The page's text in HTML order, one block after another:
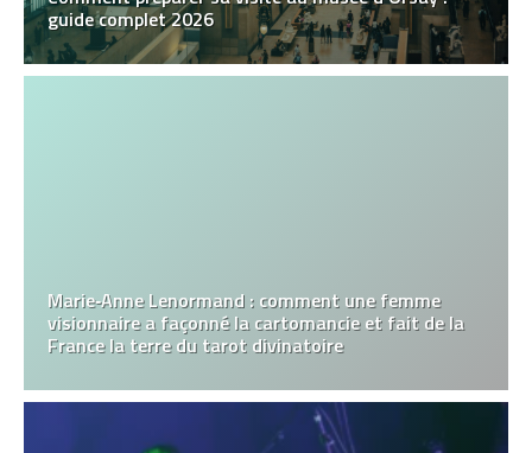
guide complet 2026
Marie‑Anne Lenormand : comment une femme
visionnaire a façonné la cartomancie et fait de la
France la terre du tarot divinatoire